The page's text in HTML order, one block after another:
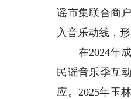
谣市集联合商
入音乐动线，
在2024年成
民谣音乐季互
应。2025年玉